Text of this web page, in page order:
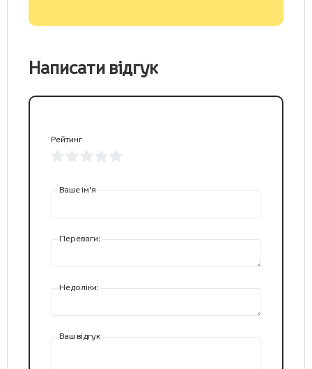
Написати відгук
Рейтинг
Ваше ім’я
Переваги:
Недоліки:
Ваш відгук